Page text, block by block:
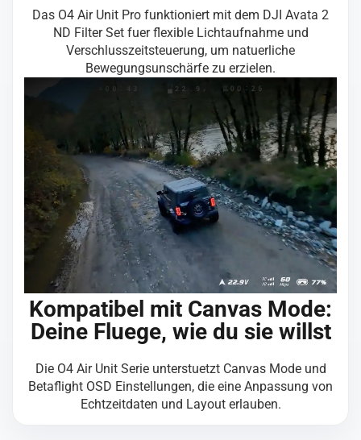
Das O4 Air Unit Pro funktioniert mit dem DJI Avata 2
ND Filter Set fuer flexible Lichtaufnahme und
Verschlusszeitsteuerung, um natuerliche
Bewegungsunschärfe zu erzielen.
Kompatibel mit Canvas Mode:
Deine Fluege, wie du sie willst
Die O4 Air Unit Serie unterstuetzt Canvas Mode und
Betaflight OSD Einstellungen, die eine Anpassung von
Echtzeitdaten und Layout erlauben.